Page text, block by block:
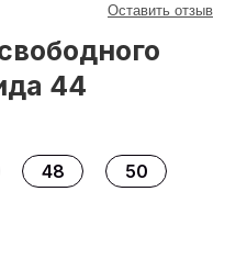
Оставить отзыв
44
48
50